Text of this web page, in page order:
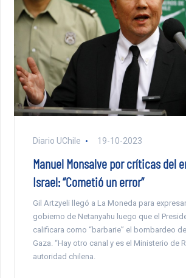
Diario UChile 19-10-2023
Manuel Monsalve por críticas del
Israel: “Cometió un error”
Gil Artzyeli llegó a La Moneda para
gobierno de Netanyahu luego que el
calificara como “barbarie” el bombardeo
Gaza. “Hay otro canal y es el Ministerio de
autoridad chilena.